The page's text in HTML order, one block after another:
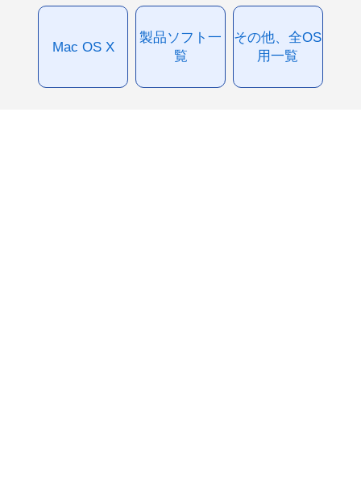
Mac OS X
製品ソフト一
覧
その他、全OS
用一覧